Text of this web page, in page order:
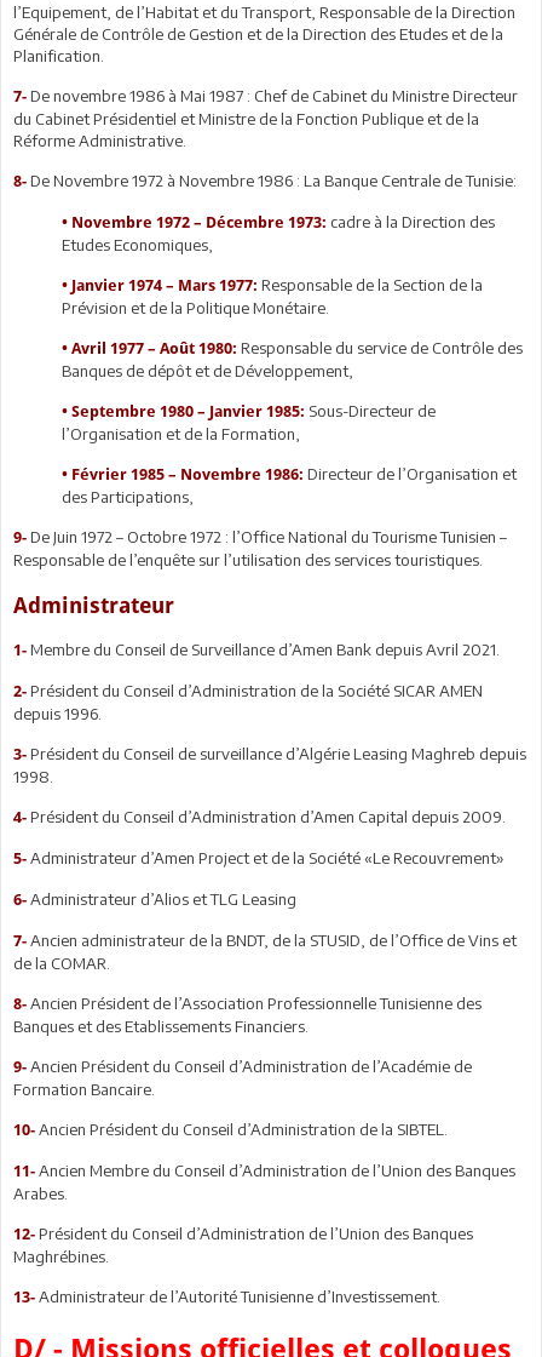
l’Equipement, de l’Habitat et du Transport, Responsable de la Direction
Générale de Contrôle de Gestion et de la Direction des Etudes et de la
Planification.
7- De novembre 1986 à Mai 1987 : Chef de Cabinet du Ministre Directeur
du Cabinet Présidentiel et Ministre de la Fonction Publique et de la
Réforme Administrative.
8- De Novembre 1972 à Novembre 1986 : La Banque Centrale de Tunisie:
• Novembre 1972 – Décembre 1973: cadre à la Direction des
Etudes Economiques,
• Janvier 1974 – Mars 1977: Responsable de la Section de la
Prévision et de la Politique Monétaire.
• Avril 1977 – Août 1980: Responsable du service de Contrôle des
Banques de dépôt et de Développement,
• Septembre 1980 – Janvier 1985: Sous-Directeur de
l’Organisation et de la Formation,
• Février 1985 – Novembre 1986: Directeur de l’Organisation et
des Participations,
9- De Juin 1972 – Octobre 1972 : l’Office National du Tourisme Tunisien –
Responsable de l’enquête sur l’utilisation des services touristiques.
Administrateur
1- Membre du Conseil de Surveillance d’Amen Bank depuis Avril 2021.
2- Président du Conseil d’Administration de la Société SICAR AMEN
depuis 1996.
3- Président du Conseil de surveillance d’Algérie Leasing Maghreb depuis
1998.
4- Président du Conseil d’Administration d’Amen Capital depuis 2009.
5- Administrateur d’Amen Project et de la Société «Le Recouvrement»
6- Administrateur d’Alios et TLG Leasing
7- Ancien administrateur de la BNDT, de la STUSID, de l’Office de Vins et
de la COMAR.
8- Ancien Président de l’Association Professionnelle Tunisienne des
Banques et des Etablissements Financiers.
9- Ancien Président du Conseil d’Administration de l’Académie de
Formation Bancaire.
10- Ancien Président du Conseil d’Administration de la SIBTEL.
11- Ancien Membre du Conseil d’Administration de l’Union des Banques
Arabes.
12- Président du Conseil d’Administration de l’Union des Banques
Maghrébines.
13- Administrateur de l’Autorité Tunisienne d’Investissement.
D/ - Missions officielles et colloques